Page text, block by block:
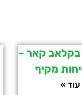
בקלאב קאר –
מקיף
»